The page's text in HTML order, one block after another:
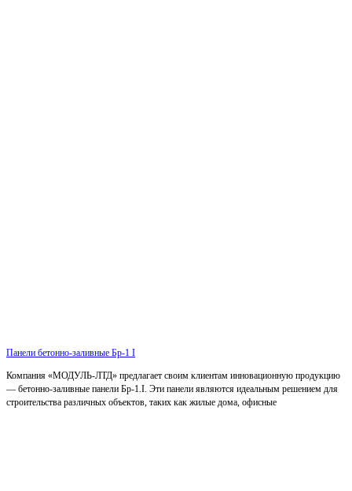
Панели бетонно-заливные Бр-1 I
Компания «МОДУЛЬ-ЛТД» предлагает своим клиентам инновационную продукцию
— бетонно-заливные панели Бр-1.I. Эти панели являются идеальным решением для
строительства различных объектов, таких как жилые дома, офисные